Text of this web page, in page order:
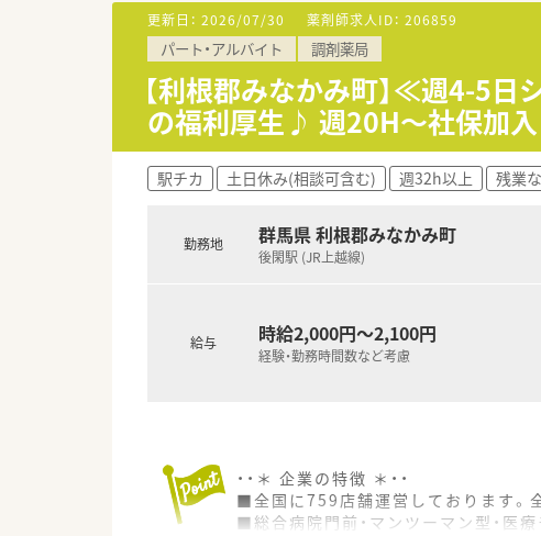
更新日： 2026/07/30 薬剤師求人ID： 206859
パート・アルバイト 調剤薬局
【利根郡みなかみ町】≪週4-5
の福利厚生♪ 週20H～社保加入
駅チカ 土日休み(相談可含む) 週32h以上 残業
勤務地 群馬県 利根郡みなかみ町
後閑駅 (JR上越線)
給与 時給2,000円～2,100円
経験・勤務時間数など考慮
・・＊ 企業の特徴 ＊・・
■全国に759店舗運営しております。
■総合病院門前・マンツーマン型・医